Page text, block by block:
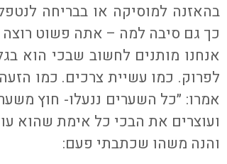
בהאזנה למוסיקה או בבריחה
כך גם סיבה למה – אתה פשוט רוצה
אנחנו מותנים לחשוב שבכי הוא
לפרוק. כמו עשיית צרכים. כמו
אמרו: ״כל השערים ננעלו- חוץ
ועוצרים את הבכי כל אימת שהוא
והנה משהו שכתבתי פעם: